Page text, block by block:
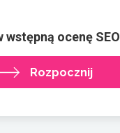
wstępną ocenę SEO
Rozpocznij